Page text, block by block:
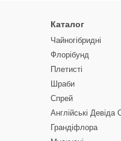
Каталог
Чайногібридні
Флорібунд
Плетисті
Шраби
Спрей
Англійські Девіда
Грандіфлора